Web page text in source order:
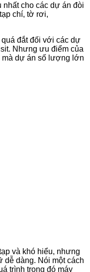
cho các dự án đòi
chí, tờ rơi,
đắt đối với các dự
Nhưng ưu điểm của
mà dự án số lượng lớn
và khó hiểu, nhưng
dễ dàng. Nói một cách
trình trong đó máy